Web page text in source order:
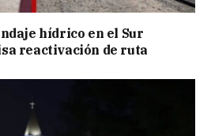
hídrico en el Sur
reactivación de ruta